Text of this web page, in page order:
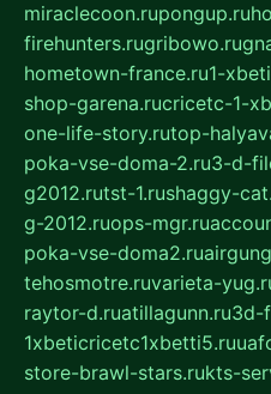
miraclecoon.rupongup.ru
firehunters.rugribowo.ru
hometown-france.ru1-
shop-garena.rucricetc-1-
one-life-story.rutop-
poka-vse-doma-2.ru3-d-
g2012.rutst-1.rushaggy-
g-2012.ruops-mgr.ru
poka-vse-doma2.ru
tehosmotre.ruvarieta-
raytor-d.ruatillagunn.ru3d-
1xbeticricetc1xbetti5.ru
store-brawl-stars.rukts-